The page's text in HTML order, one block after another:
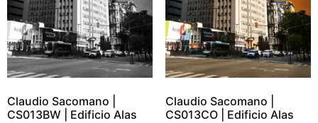
Claudio Sacomano |
CS013BW | Edificio Alas
Claudio Sacomano |
CS013CO | Edificio Alas